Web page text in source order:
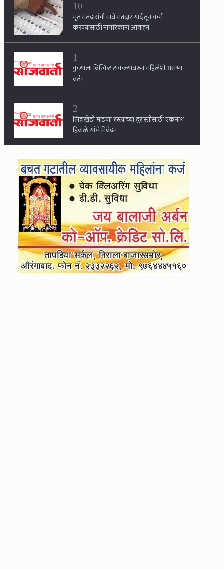
10
मृत मतदारांची नावे मतदार यादीतून कमी
करण्यासाठी नागरिकांना आवाहन
1
कुत्र्याला बिस्किट टाकल्यावरून महिलेशी असभ्य
वर्तन
2
लिहाखेडी मांडणा रस्त्याच्या दुरुस्तीसाठी एकनाथ
हिवाळे यांचे निवेदन
3
सातारा-देवळाईकरांची पाण्यासाठीची प्रतीक्षा
संपणार
सोशल मीडियावरील बनावट भरती